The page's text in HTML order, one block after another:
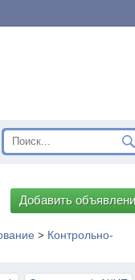
Добавить
> Контрольно-